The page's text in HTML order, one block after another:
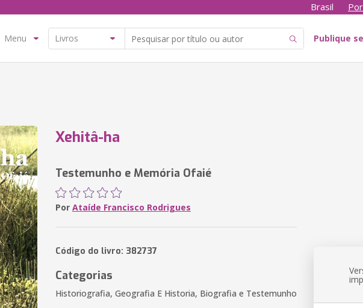
Brasil
Menu Publique
Xehitâ-ha
Testemunho e Memória Ofaié
Por Ataíde Francisco Rodrigues
Código do livro: 382737
Categorias
Historiografia, Geografia E Historia, Biografia e Testemunho